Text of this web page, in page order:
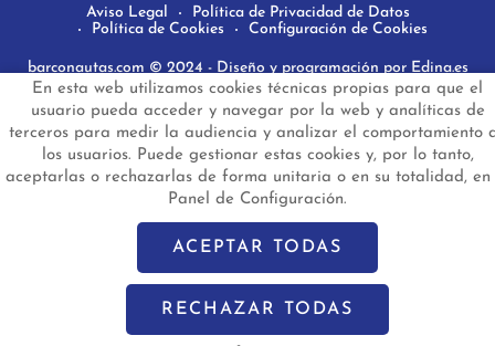
En esta web utilizamos cookies técnicas propias para que el
usuario pueda acceder y navegar por la web y analíticas de
terceros para medir la audiencia y analizar el comportamiento
los usuarios. Puede gestionar estas cookies y, por lo tanto,
aceptarlas o rechazarlas de forma unitaria o en su totalidad, en
Panel de Configuración.
ACEPTAR TODAS
RECHAZAR TODAS
Aviso Legal
Política de Privacidad de Datos
Política de Cookies
Configuración de Cookies
barconautas.com © 2024 - Diseño y programación por Edina.es